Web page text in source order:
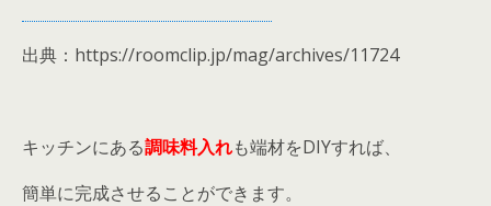
出典：https://roomclip.jp/mag/archives/11724
キッチンにある調味料入れも端材をDIYすれば、
簡単に完成させることができます。